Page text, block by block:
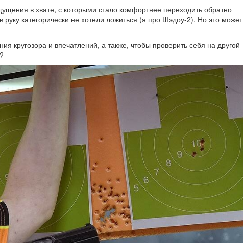
в хвате, с которыми стало комфортнее переходить обратно
категорически не хотели ложиться (я про Шэдоу-2). Но это может
кругозора и впечатлений, а также, чтобы проверить себя на другой